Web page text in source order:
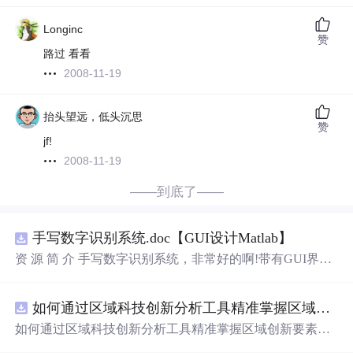
Longinc
路过 看看
2008-11-19
赞
抬头望远，低头沉思
jf!
2008-11-19
赞
——到底了——
手写数字识别系统.doc【GUI设计Matlab】
资 源 简 介 手写数字识别系统，非常好的啊!带有GUI界
带有直观的图形用户界面（GUI），非常容易使用。你只
需要将手写数字输入系统，它将立即给出准确的识别结
如何通过区域科技创新分析工具精准掌握区域创新要素分布与产业链融合现状？.docx
如何通过区域科技创新分析工具精准掌握区域创新要素分